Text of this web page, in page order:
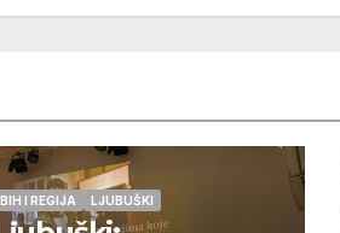
BIH I REGIJA LJUBUŠKI